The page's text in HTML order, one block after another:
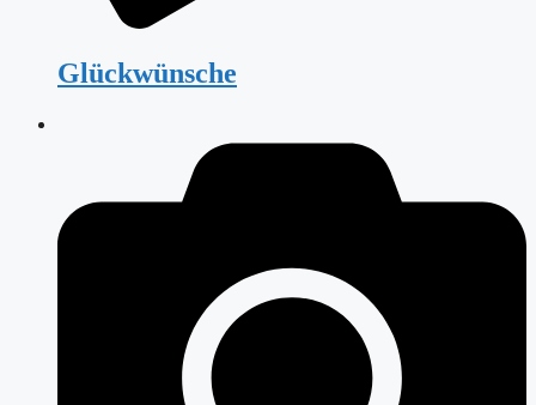
Glückwünsche